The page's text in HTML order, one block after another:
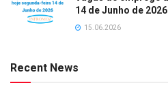
14 de Junho de 2026
15.06.2026
Recent News